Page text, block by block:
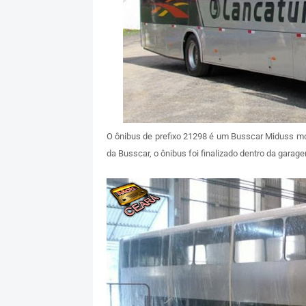
O ônibus de prefixo 21298 é um Busscar Miduss
da Busscar, o ônibus foi finalizado dentro da